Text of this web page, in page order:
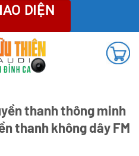
DIỆN
thanh thông minh
thanh không dây FM